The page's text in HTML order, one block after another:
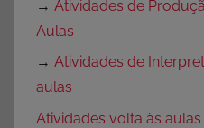
→ Atividades de
Aulas
→ Atividades de
aulas
Atividades volta às aulas